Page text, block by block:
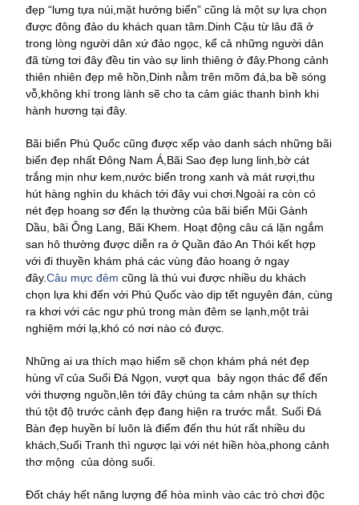
đẹp “lưng tựa núi,mặt hướng biển” cũng là một sự lựa chọn
được đông đảo du khách quan tâm.Dinh Cậu từ lâu đã ở
trong lòng người dân xứ đảo ngọc, kể cả những người dân
đã từng tơi đây đều tin vào sự linh thiêng ở đây.Phong cảnh
thiên nhiên đẹp mê hồn,Dinh nằm trên mõm đá,ba bề sóng
vỗ,không khí trong lành sẽ cho ta cảm giác thanh bình khi
hành hương tại đây.
Bãi biển Phú Quốc cũng được xếp vào danh sách những bãi
biển đẹp nhất Đông Nam Á,Bãi Sao đẹp lung linh,bờ cát
trắng mịn như kem,nước biển trong xanh và mát rượi,thu
hút hàng nghìn du khách tới đây vui chơi.Ngoài ra còn có
nét đẹp hoang sơ đến lạ thường của bãi biển Mũi Gành
Dầu, bãi Ông Lang, Bãi Khem. Hoạt động câu cá lặn ngắm
san hô thường được diễn ra ở Quần đảo An Thói kết hợp
với đi thuyền khám phá các vùng đảo hoang ở ngay
đây.Câu mực đêm cũng là thú vui được nhiều du khách
chọn lựa khi đến với Phú Quốc vào dịp tết nguyên đán, cùng
ra khơi với các ngư phủ trong màn đêm se lạnh,một trải
nghiệm mới lạ,khó có nơi nào có được.
Những ai ưa thích mạo hiểm sẽ chọn khám phá nét đẹp
hùng vĩ của Suối Đá Ngọn, vượt qua bảy ngọn thác để đến
với thượng nguồn,lên tới đây chúng ta cảm nhận sự thích
thú tột độ trước cảnh đẹp đang hiện ra trước mắt. Suối Đá
Bàn đẹp huyền bí luôn là điểm đến thu hút rất nhiều du
khách,Suối Tranh thì ngược lại với nét hiền hòa,phong cảnh
thơ mộng của dòng suối.
Đốt cháy hết năng lượng để hòa mình vào các trò chơi độc